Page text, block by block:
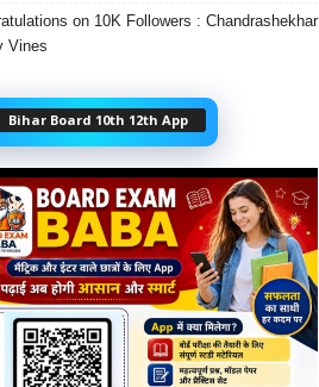
on 10K Followers : Chandrashekhar
Vines
Bihar Board 10th 12th App